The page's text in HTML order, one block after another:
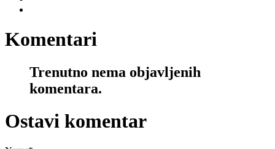
Komentari
Trenutno nema objavljenih
komentara.
Ostavi komentar